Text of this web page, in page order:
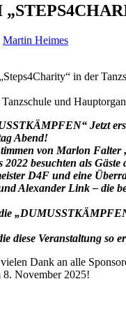
Martin Heimes
in der
und
Jetzt
Abend!
von Marlon Falter
2022 besuchten als
D4F und eine
Alexander Link – die
diese Veranstaltung so
Dank an alle
8. November 2025!